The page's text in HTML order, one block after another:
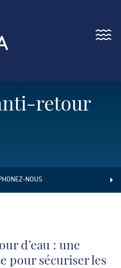
Menu
retour
NOUS
d’eau : une
pour sécuriser les